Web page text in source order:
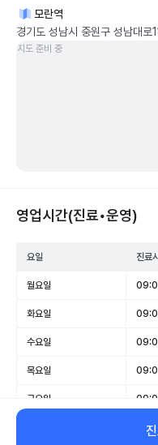
모란역
경기도 성남시 중원구 성남대
지도 준비 중
영업시간(진료•운영)
요일 진료
월요일
화요일
수요일
목요일
금요일